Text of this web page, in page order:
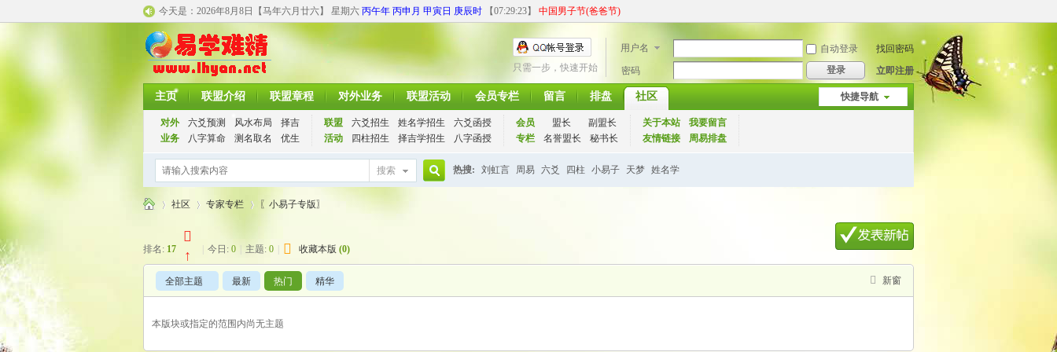
今天是： 2026年8月8日【马年六月廿六】 星期六 丙午年 丙申月 甲寅日 庚辰时 【07:29:23】 中国男子节(爸爸节)
用户名 自动登录
找回密码
密码
登录 立即注册
只需一步，快速开始
快捷导航
主页 联盟介绍 联盟章程 对外业务 联盟活动 会员专栏 留言 排盘 社区
对外 六爻预测 风水布局
择吉
业务
八字算命 测名取名 优生
联盟 六爻招生 姓名学招生
六爻函授
活动
四柱招生 择吉学招生 八字函授
会员 盟长
副盟长
专栏
名誉盟长 秘书长
关于本站
我要留言
友情链接
周易排盘
搜索 热搜: 刘虹言 周易 六爻 四柱 小易子 天梦 姓名学
»
社区
›
专家专栏
›
〖小易子专版〗
排名: 17 ↑ 今日: 0 主题: 0 收藏本版 (0)
新窗
全部主题 最新 热门 精华
本版块或指定的范围内尚无主题